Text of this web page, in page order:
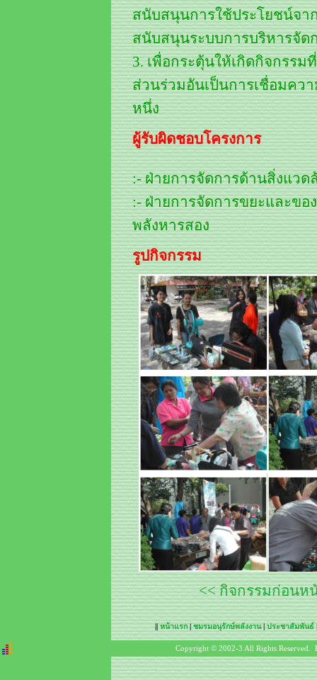
สนับสนุนการใช้ประโยชน์จา
สนับสนุนระบบการบริหารจัด
3. เพื่อกระตุ้นให้เกิดกิจกรร
ส่วนร่วมอันเป็นการเชื่อมคว
หนึ่ง
ผู้รับผิดชอบโครงการ
:- ฝ่ายการจัดการด้านสิ่งแวด
:- ฝ่ายการจัดการขยะและขอ
พลังหารสอง
รูปกิจกรรม
<< กิจกรรมก่อนห
||หน้าแรก|ชมรมอนุรักษ์พลังงาน|ประชาสัมพันธ์
Copyright © 2002-3 All Rights